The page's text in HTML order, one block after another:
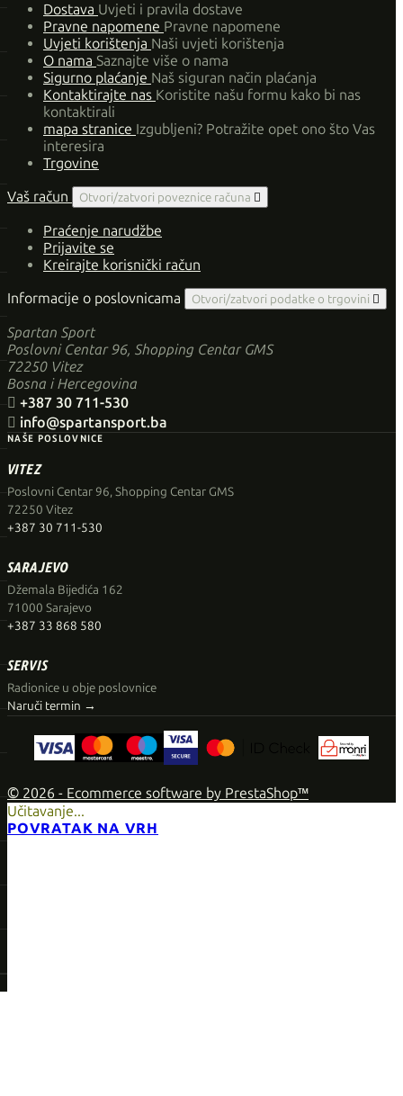
Dostava Uvjeti i pravila dostave
Pravne napomene Pravne napomene
Uvjeti korištenja Naši uvjeti korištenja
O nama Saznajte više o nama
Sigurno plaćanje Naš siguran način plaćanja
Kontaktirajte nas Koristite našu formu kako bi nas
kontaktirali
mapa stranice Izgubljeni? Potražite opet ono što Vas
interesira
Trgovine
Vaš račun
Otvori/zatvori poveznice računa 
Praćenje narudžbe
Prijavite se
Kreirajte korisnički račun
Informacije o poslovnicama
Otvori/zatvori podatke o trgovini 
Spartan Sport
Poslovni Centar 96, Shopping Centar GMS
72250 Vitez
Bosna i Hercegovina
 +387 30 711-530
 info@spartansport.ba
NAŠE POSLOVNICE
VITEZ
Poslovni Centar 96, Shopping Centar GMS
72250 Vitez
+387 30 711-530
SARAJEVO
Džemala Bijedića 162
71000 Sarajevo
+387 33 868 580
SERVIS
Radionice u obje poslovnice
Naruči termin →
© 2026 - Ecommerce software by PrestaShop™
Učitavanje...
POVRATAK NA VRH